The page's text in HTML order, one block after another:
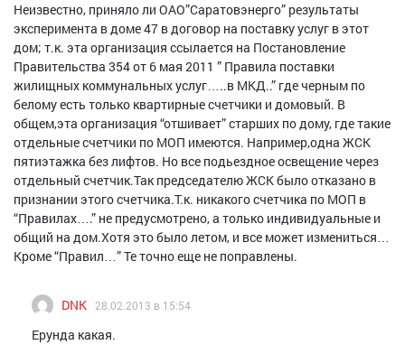
Неизвестно, приняло ли ОАО”Саратовэнерго” результаты
эксперимента в доме 47 в договор на поставку услуг в этот
дом; т.к. эта организация ссылается на Постановление
Правительства 354 от 6 мая 2011 ” Правила поставки
жилищных коммунальных услуг…..в МКД..” где черным по
белому есть только квартирные счетчики и домовый. В
общем,эта организация “отшивает” старших по дому, где такие
отдельные счетчики по МОП имеются. Например,одна ЖСК
пятиэтажка без лифтов. Но все подьездное освещение через
отдельный счетчик.Так председателю ЖСК было отказано в
признании этого счетчика.Т.к. никакого счетчика по МОП в
“Правилах….” не предусмотрено, а только индивидуальные и
общий на дом.Хотя это было летом, и все может измениться…
Кроме “Правил…” Те точно еще не поправлены.
DNK 28.02.2013 в 15:54
Ерунда какая.